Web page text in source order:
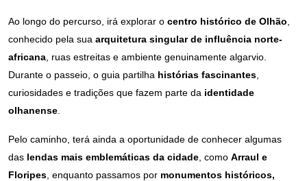
Ao longo do percurso, irá explorar o centro histórico de Olhão
conhecido pela sua arquitetura singular de influência norte-
africana , ruas estreitas e ambiente genuinamente algarvio.
Durante o passeio, o guia partilha histórias fascinantes
curiosidades e tradições que fazem parte da identidade
olhanense
Pelo caminho, terá ainda a oportunidade de conhecer algumas
das lendas mais emblemáticas da cidade , como Arraul e
Floripes , enquanto passamos por monumentos históricos,